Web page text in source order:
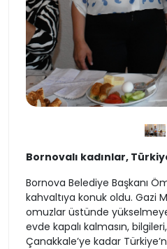
Bornovalı kadınlar,
Bornova Belediye Başkanı
kahvaltıya konuk oldu. Gazi
omuzlar üstünde yükselmeye
evde kapalı kalmasın,
Çanakkale’ye kadar